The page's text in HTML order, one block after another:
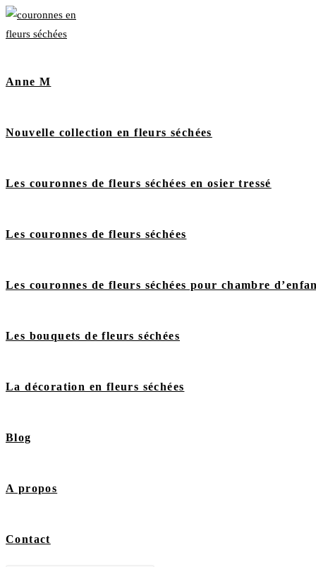
Anne M
Nouvelle collection en fleurs séchées
Les couronnes de fleurs séchées en osier tressé
Les couronnes de fleurs séchées
Les couronnes de fleurs séchées pour chambre
Les bouquets de fleurs séchées
La décoration en fleurs séchées
Blog
A propos
Contact